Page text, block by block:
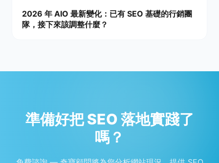
2026 年 AIO 最新變化：已有 SEO 基礎的行銷團
隊，接下來該調整什麼？
準備好把 SEO 落地實踐了
嗎？